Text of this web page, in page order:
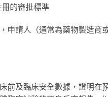
的審批標準
申請人（通常為藥物製造商
前及臨床安全數據，證明